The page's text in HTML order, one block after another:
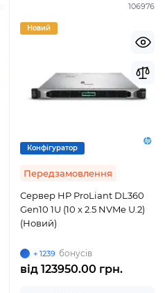
106976
Новий
Конфігуратор
Передзамовлення
Сервер HP ProLiant DL360
Gen10 1U (10 x 2.5 NVMe U.2)
(Новий)
+ 1239 бонусів
від 123950.00 грн.